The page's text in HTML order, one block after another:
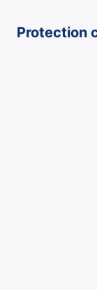
Protection